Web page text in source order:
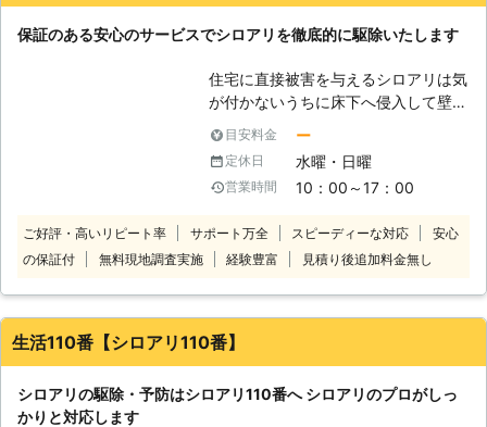
とを総合すると、ハチ駆除は春から夏
にかけて、夜間・早朝に行うのが理想
的ということになります。ただし、こ
れらの条件を満たしていても素人の方
のハチ駆除は非常に危なっかしいもの
です。ハチの駆除なら、全て弊社にお
任せください。
り、駆除を行おうと思ってもたくさん
す。放っておけばどんどん被害も悪化
してしまうため、刺される危険度も高
い状況です。すぐにハチ駆除依頼をす
るようにしてください。 【被害が酷
くなる前にご連絡ください】 ハチの
巣駆除はご自身のみならず、ご家族や
近隣の方々にも影響のある問題です。
突然苦情が舞い込んできてしまう恐れ
もありますし、「適切に管理されてな
ハチの巣を見かけた際は、できるだけ
保証のある安心のサービスでシロアリを徹底的に駆除いたします
住宅に直接被害を与えるシロアリは気
が付かないうちに床下へ侵入して壁や
柱をエサにしてしまいます。 そのま
ま放置していると壁や柱の内部が空洞
になってしまい建物の耐久性が大きく
下がってしまうため、倒壊の危険性が
になることもあるのです。 私どもで
はそのような被害をなるべく早く防ぐ
や駆除後も安心していただける保証な
どお客様にご安心いただけるサービス
相談ください。 また、シロアリが出
目安料金 ー
定休日 水曜・日曜
営業時間 10：00～17：00
ご好評・高いリピート率 サポート万全 スピーディーな対応
安心
の保証付
無料現地調査実施 経験豊富 見積り後追加料金無し
生活110番【シロアリ110番】
シロアリの駆除・予防はシロアリ110番へ シロアリのプロがしっ
かりと対応します